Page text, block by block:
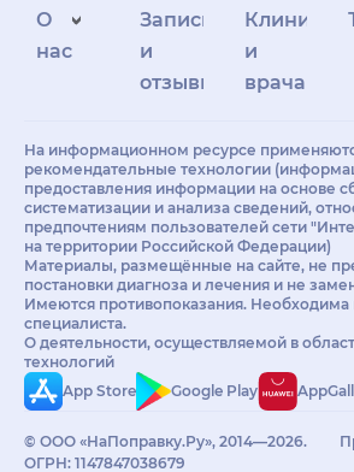
О
нас
Запись
и
отзывы
Клиникам
и
врачам
На информационном ресурсе
рекомендательные технологии
предоставления информации на основе
систематизации и анализа сведений,
предпочтениям пользователей сети
на территории Российской Федерации)
Материалы, размещённые на сайте, не
постановки диагноза и лечения и не
Имеются противопоказания. Необходима
специалиста.
О деятельности, осуществляемой в
технологий
App Store
Google Play
© ООО «НаПоправку.Ру», 2014—2026.
ОГРН: 1147847038679